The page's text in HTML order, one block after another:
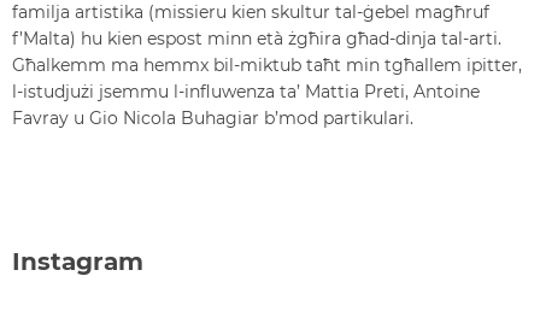
familja artistika (missieru kien skultur tal-ġebel magħruf
f’Malta) hu kien espost minn età żgħira għad-dinja tal-arti.
Għalkemm ma hemmx bil-miktub taħt min tgħallem ipitter,
l-istudjużi jsemmu l-influwenza ta’ Mattia Preti, Antoine
Favray u Gio Nicola Buhagiar b’mod partikulari.
Instagram